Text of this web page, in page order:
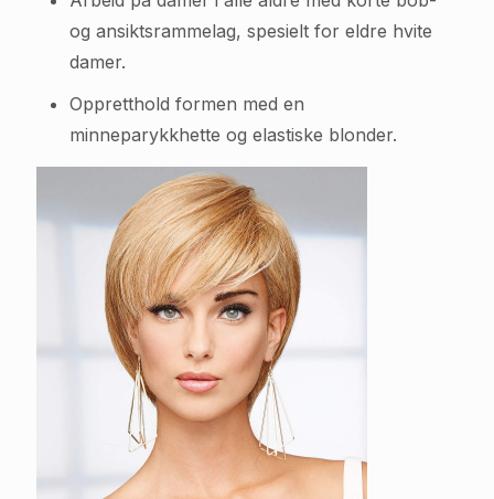
og ansiktsrammelag, spesielt for eldre hvite
damer.
Oppretthold formen med en
minneparykkhette og elastiske blonder.